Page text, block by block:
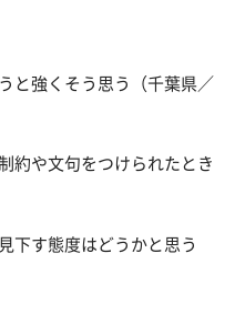
と強くそう思う（千葉県／
約や文句をつけられたとき
下す態度はどうかと思う